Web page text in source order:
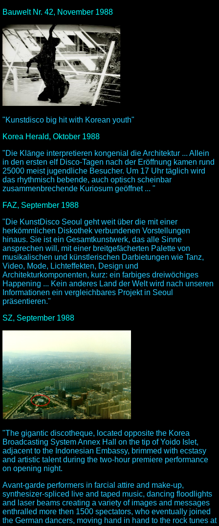
Bauwelt Nr. 42, November 1988
"Kunstdisco big hit with Korean youth"
Korea Herald, Oktober 1988
"Die Klänge interpretieren kongenial die Architektur ... Allein
in den ersten elf Disco-Tagen nach der Eröffnung kamen rund
25000 meist jugendliche Besucher. Um 17 Uhr täglich wird
das rhythmisch bebende, auch optisch scheinbar
zusammenbrechende Kuriosum geöffnet ... "
FAZ, September 1988
"Die KunstDisco Seoul geht weit über die mit einer
herkömmlichen Diskothek verbundenen Vorstellungen
hinaus. Sie ist ein Gesamtkunstwerk, das alle Sinne
ansprechen will, mit einer breitgefächerten Palette von
musikalischen und künstlerischen Darbietungen wie Tanz,
Video, Mode, Lichteffekten, Design und
Architekturkomponenten, kurz: ein farbiges dreiwöchiges
Happening ... Kein anderes Land der Welt wird nach unseren
Informationen ein vergleichbares Projekt in Seoul
präsentieren."
SZ, September 1988
"The gigantic discotheque, located opposite the Korea
Broadcasting System Annex Hall on the tip of Yoido Islet,
adjacent to the Indonesian Embassy, brimmed with ecstasy
and artistic talent during the two-hour premiere performance
on opening night.
Avant-garde performers in farcial attire and make-up,
synthesizer-spliced live and taped music, dancing floodlights
and laser beams creating a variety of images and messages
enthralled more then 1500 spectators, who eventually joined
the German dancers, moving hand in hand to the rock tunes at